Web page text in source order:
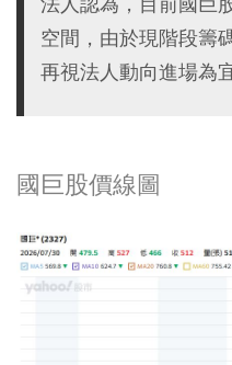
空間，由於現階段籌
再視法人動向進場為宜
國巨股價線圖